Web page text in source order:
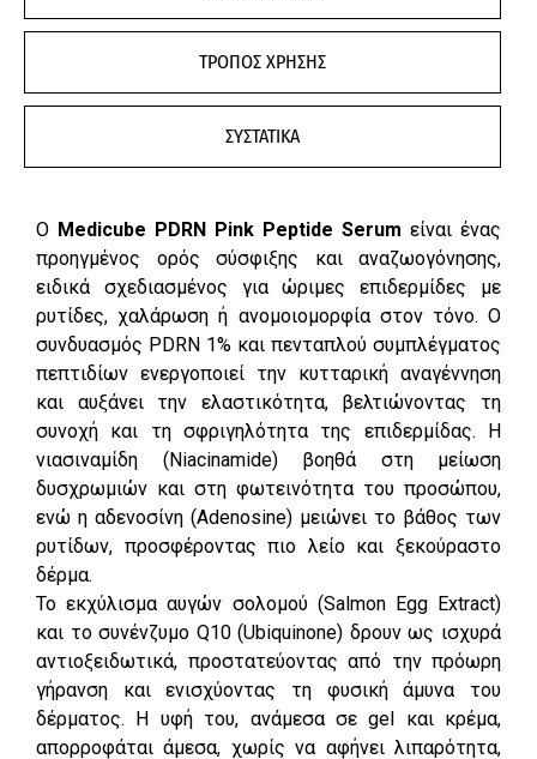
ΤΡΟΠΟΣ ΧΡΗΣΗΣ
ΣΥΣΤΑΤΙΚΑ
Ο Medicube PDRN Pink Peptide Serum είναι ένας
προηγμένος ορός σύσφιξης και αναζωογόνησης,
ειδικά σχεδιασμένος για ώριμες επιδερμίδες με
ρυτίδες, χαλάρωση ή ανομοιομορφία στον τόνο. Ο
συνδυασμός PDRN 1% και πενταπλού συμπλέγματος
πεπτιδίων ενεργοποιεί την κυτταρική αναγέννηση
και αυξάνει την ελαστικότητα, βελτιώνοντας τη
συνοχή και τη σφριγηλότητα της επιδερμίδας. Η
νιασιναμίδη (Niacinamide) βοηθά στη μείωση
δυσχρωμιών και στη φωτεινότητα του προσώπου,
ενώ η αδενοσίνη (Adenosine) μειώνει το βάθος των
ρυτίδων, προσφέροντας πιο λείο και ξεκούραστο
δέρμα.
Το εκχύλισμα αυγών σολομού (Salmon Egg Extract)
και το συνένζυμο Q10 (Ubiquinone) δρουν ως ισχυρά
αντιοξειδωτικά, προστατεύοντας από την πρόωρη
γήρανση και ενισχύοντας τη φυσική άμυνα του
δέρματος. Η υφή του, ανάμεσα σε gel και κρέμα,
απορροφάται άμεσα, χωρίς να αφήνει λιπαρότητα,